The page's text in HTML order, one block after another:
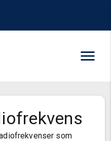
som